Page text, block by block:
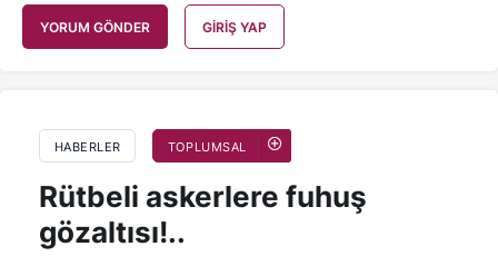
YORUM GÖNDER GIRIŞ YAP
HABERLER TOPLUMSAL
Rütbeli askerlere fuhuş
gözaltısı!..